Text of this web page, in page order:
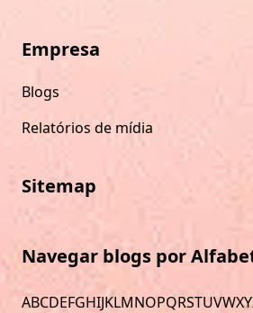
Empresa
Blogs
Relatórios de mídia
Sitemap
Navegar blogs por
ABCDEFGHIJKLMNOPQRSTUVWXY